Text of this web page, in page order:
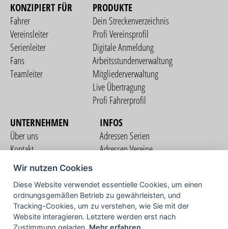
KONZIPIERT FÜR
Fahrer
Vereinsleiter
Serienleiter
Fans
Teamleiter
PRODUKTE
Dein Streckenverzeichnis
Profi Vereinsprofil
Digitale Anmeldung
Arbeitsstundenverwaltung
Mitgliederverwaltung
Live Übertragung
Profi Fahrerprofil
UNTERNEHMEN
Über uns
Kontakt
Nutzungsbedingungen
Datenschutzerklärung
Impressum
INFOS
Adressen Serien
Adressen Vereine
COMMUNITY
Wir nutzen Cookies
Diese Website verwendet essentielle Cookies, um einen
ordnungsgemäßen Betrieb zu gewährleisten, und
Tracking-Cookies, um zu verstehen, wie Sie mit der
Website interagieren. Letztere werden erst nach